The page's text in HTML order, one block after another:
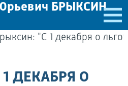
БРЫКСИН
ДЕКАБРЯ О